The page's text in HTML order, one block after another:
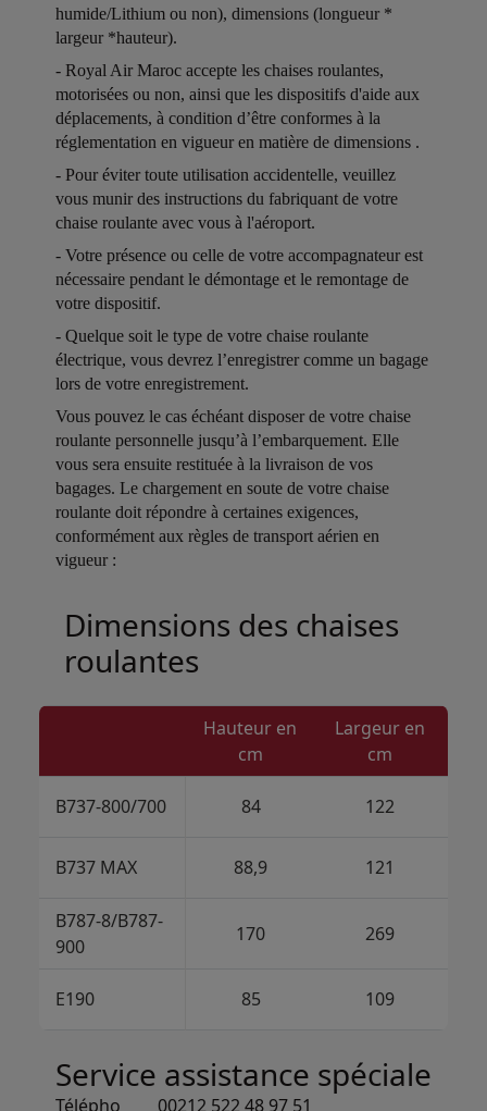
humide/Lithium ou non), dimensions (longueur *
largeur *hauteur).
Open in a new window
- Royal Air Maroc accepte les chaises roulantes,
motorisées ou non, ainsi que les dispositifs d'aide aux
déplacements, à condition d’être conformes à la
réglementation en vigueur en matière de dimensions .
Open in a new window
- Pour éviter toute utilisation accidentelle, veuillez
vous munir des instructions du fabriquant de votre
chaise roulante avec vous à l'aéroport.
Open in a new window
- Votre présence ou celle de votre accompagnateur est
nécessaire pendant le démontage et le remontage de
votre dispositif.
Open in a new window
- Quelque soit le type de votre chaise roulante
électrique, vous devrez l’enregistrer comme un bagage
lors de votre enregistrement.
Open in a new window
Vous pouvez le cas échéant disposer de votre chaise
roulante personnelle jusqu’à l’embarquement. Elle
vous sera ensuite restituée à la livraison de vos
bagages. Le chargement en soute de votre chaise
roulante doit répondre à certaines exigences,
conformément aux règles de transport aérien en
vigueur :
Dimensions des chaises
roulantes
Hauteur en
cm
Largeur en
cm
B737-800/700 84 122
B737 MAX 88,9 121
B787-8/B787-
900
170 269
E190 85 109
Service assistance spéciale
Télépho 00212 522 48 97 51